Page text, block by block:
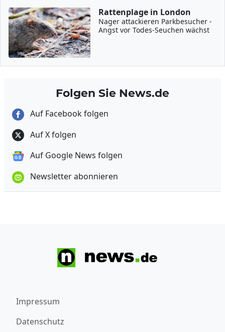
Rattenplage in London
Nager attackieren Parkbesucher -
Angst vor Todes-Seuchen wächst
Folgen Sie News.de
Auf Facebook folgen
Auf X folgen
Auf Google News folgen
Newsletter abonnieren
Impressum
Datenschutz